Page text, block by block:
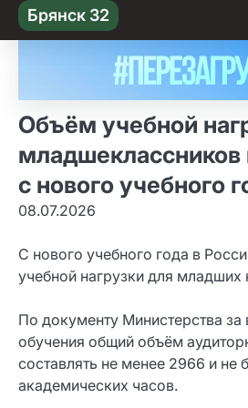
Skip
to content
Брянск 32
Объём учебной
младшеклассников
с нового учебного
08.07.2026
С нового учебного года в
учебной нагрузки для младших
По документу Министерства за
обучения общий объём
составлять не менее 2966 и не
академических часов.